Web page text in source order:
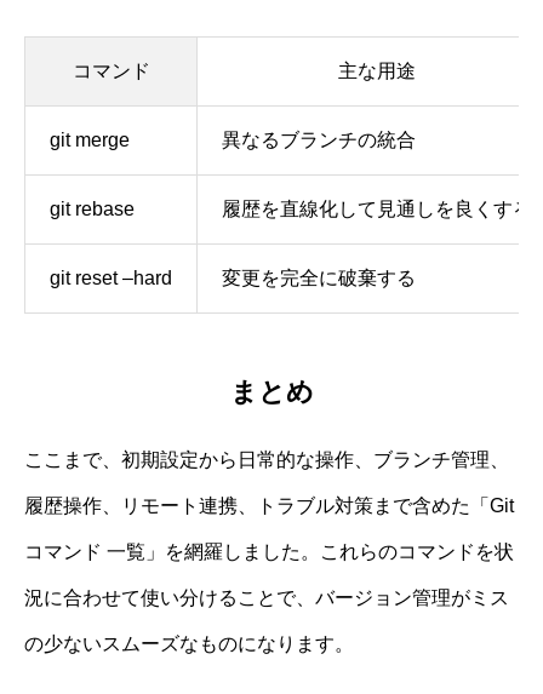
コマンド 主な用途
git merge 異なるブランチの統合
git rebase 履歴を直線化して見通しを良くする
git reset –hard 変更を完全に破棄する
まとめ
ここまで、初期設定から日常的な操作、ブランチ管理、
履歴操作、リモート連携、トラブル対策まで含めた「Git
コマンド 一覧」を網羅しました。これらのコマンドを状
況に合わせて使い分けることで、バージョン管理がミス
の少ないスムーズなものになります。